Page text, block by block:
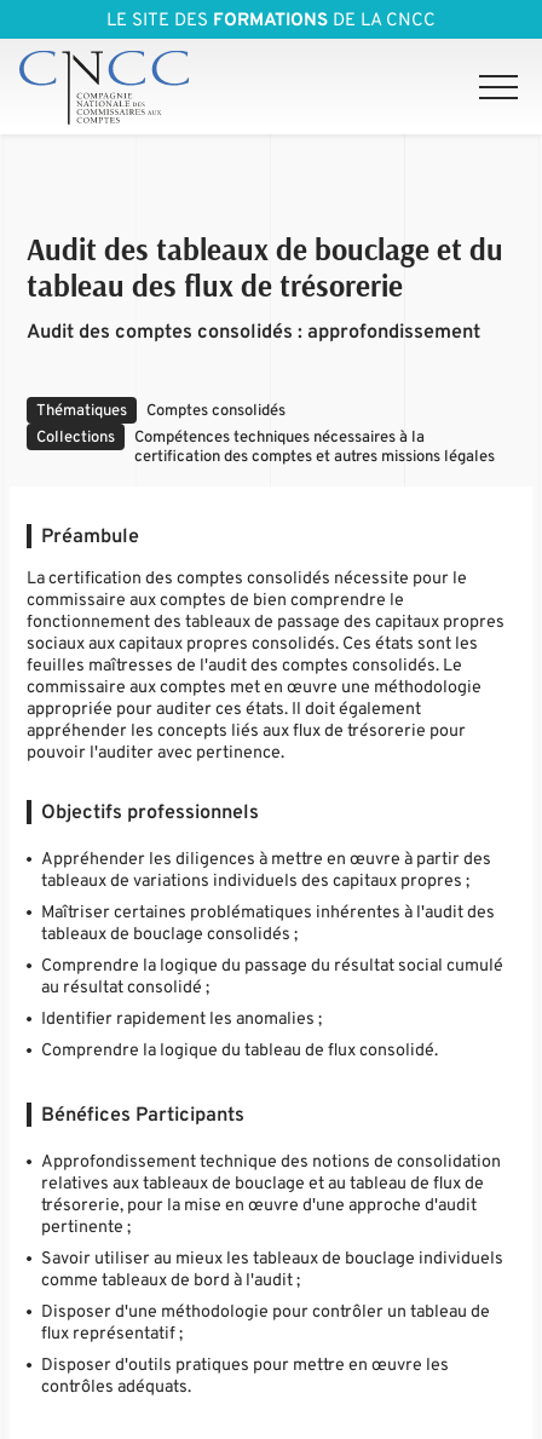
LE SITE DES FORMATIONS DE LA CNCC
Audit des tableaux de bouclage et du
tableau des flux de trésorerie
Audit des comptes consolidés : approfondissement
Thématiques
Comptes consolidés
Collections
Compétences techniques nécessaires à la
certification des comptes et autres missions légales
Préambule
La certification des comptes consolidés nécessite pour le
commissaire aux comptes de bien comprendre le
fonctionnement des tableaux de passage des capitaux propres
sociaux aux capitaux propres consolidés. Ces états sont les
feuilles maîtresses de l'audit des comptes consolidés. Le
commissaire aux comptes met en œuvre une méthodologie
appropriée pour auditer ces états. Il doit également
appréhender les concepts liés aux flux de trésorerie pour
pouvoir l'auditer avec pertinence.
Objectifs professionnels
Appréhender les diligences à mettre en œuvre à partir des
tableaux de variations individuels des capitaux propres ;
Maîtriser certaines problématiques inhérentes à l'audit des
tableaux de bouclage consolidés ;
Comprendre la logique du passage du résultat social cumulé
au résultat consolidé ;
Identifier rapidement les anomalies ;
Comprendre la logique du tableau de flux consolidé.
Bénéfices Participants
Approfondissement technique des notions de consolidation
relatives aux tableaux de bouclage et au tableau de flux de
trésorerie, pour la mise en œuvre d'une approche d'audit
pertinente ;
Savoir utiliser au mieux les tableaux de bouclage individuels
comme tableaux de bord à l'audit ;
Disposer d'une méthodologie pour contrôler un tableau de
flux représentatif ;
Disposer d'outils pratiques pour mettre en œuvre les
contrôles adéquats.